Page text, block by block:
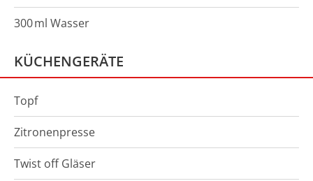
300ml Wasser
KÜCHENGERÄTE
Topf
Zitronenpresse
Twist off Gläser